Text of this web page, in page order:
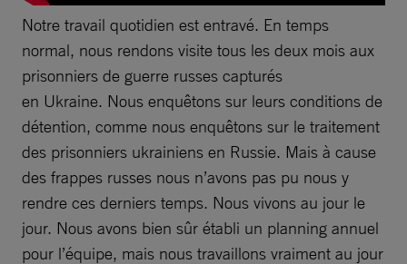
Notre travail quotidien est entravé. En temps
normal, nous rendons visite tous les deux mois aux
prisonniers de guerre russes capturés
en Ukraine. Nous enquêtons sur leurs conditions de
détention, comme nous enquêtons sur le traitement
des prisonniers ukrainiens en Russie. Mais à cause
des frappes russes nous n’avons pas pu nous y
rendre ces derniers temps. Nous vivons au jour le
jour. Nous avons bien sûr établi un planning annuel
pour l’équipe, mais nous travaillons vraiment au jour